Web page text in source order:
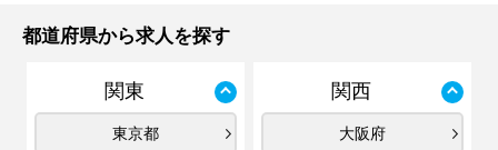
都道府県から求人を探す
関東
東京都
関西
大阪府